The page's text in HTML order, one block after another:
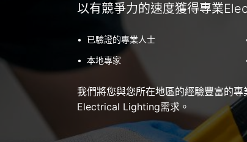
以有競爭力的速度獲得專業
• 已驗證的專業人士
• 本地專家
我們將您與您所在地區的經驗豐富的
Electrical Lighting需求。